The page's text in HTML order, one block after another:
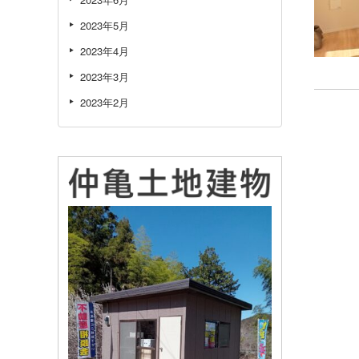
2023年5月
2023年4月
2023年3月
2023年2月